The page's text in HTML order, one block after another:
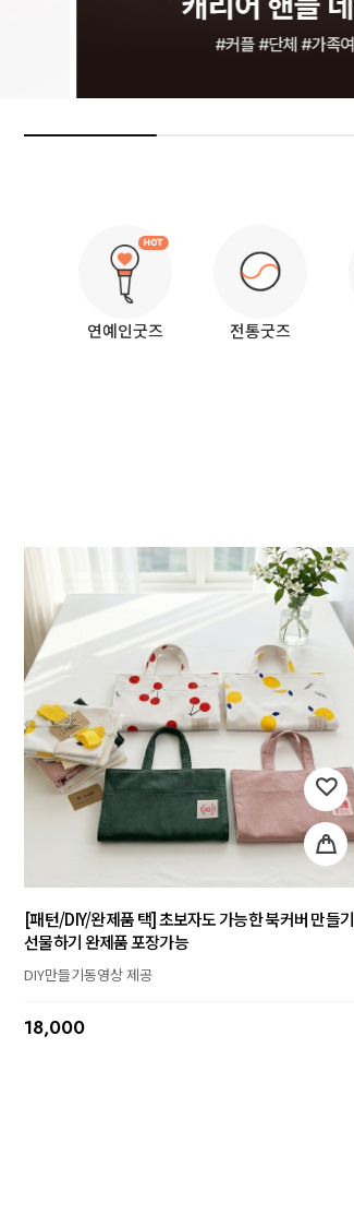
연예인굿즈 전통굿즈
[패턴/DIY/완제품 택] 초보자도 가능한 북커버 만들기
선물하기 완제품 포장가능
DIY만들기동영상 제공
18,000